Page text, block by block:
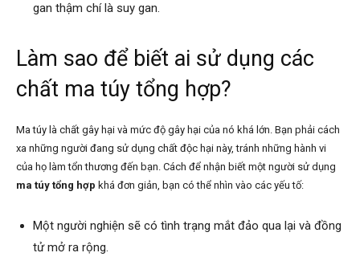
gan thậm chí là suy gan.
Làm sao để biết ai sử dụng các
chất ma túy tổng hợp?
Ma túy là chất gây hại và mức độ gây hại của nó khá lớn. Bạn phải cách
xa những người đang sử dụng chất độc hại này, tránh những hành vi
của họ làm tổn thương đến bạn. Cách để nhận biết một người sử dụng
ma túy tổng hợp khá đơn giản, bạn có thể nhìn vào các yếu tố:
Một người nghiện sẽ có tình trạng mắt đảo qua lại và đồng
tử mở ra rộng.